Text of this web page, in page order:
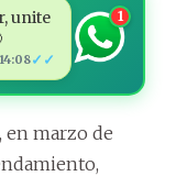
unite
14:08✓✓
1
en marzo de